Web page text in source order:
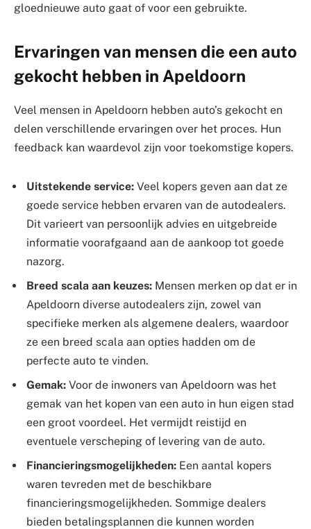
gloednieuwe auto gaat of voor een gebruikte.
Ervaringen van mensen die een auto
gekocht hebben in Apeldoorn
Veel mensen in Apeldoorn hebben auto’s gekocht en
delen verschillende ervaringen over het proces. Hun
feedback kan waardevol zijn voor toekomstige kopers.
Uitstekende service: Veel kopers geven aan dat ze
goede service hebben ervaren van de autodealers.
Dit varieert van persoonlijk advies en uitgebreide
informatie voorafgaand aan de aankoop tot goede
nazorg.
Breed scala aan keuzes: Mensen merken op dat er in
Apeldoorn diverse autodealers zijn, zowel van
specifieke merken als algemene dealers, waardoor
ze een breed scala aan opties hadden om de
perfecte auto te vinden.
Gemak: Voor de inwoners van Apeldoorn was het
gemak van het kopen van een auto in hun eigen stad
een groot voordeel. Het vermijdt reistijd en
eventuele verscheping of levering van de auto.
Financieringsmogelijkheden: Een aantal kopers
waren tevreden met de beschikbare
financieringsmogelijkheden. Sommige dealers
bieden betalingsplannen die kunnen worden